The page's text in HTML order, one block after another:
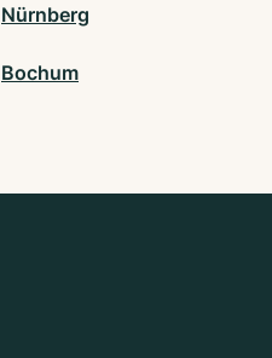
Nürnberg
Bochum